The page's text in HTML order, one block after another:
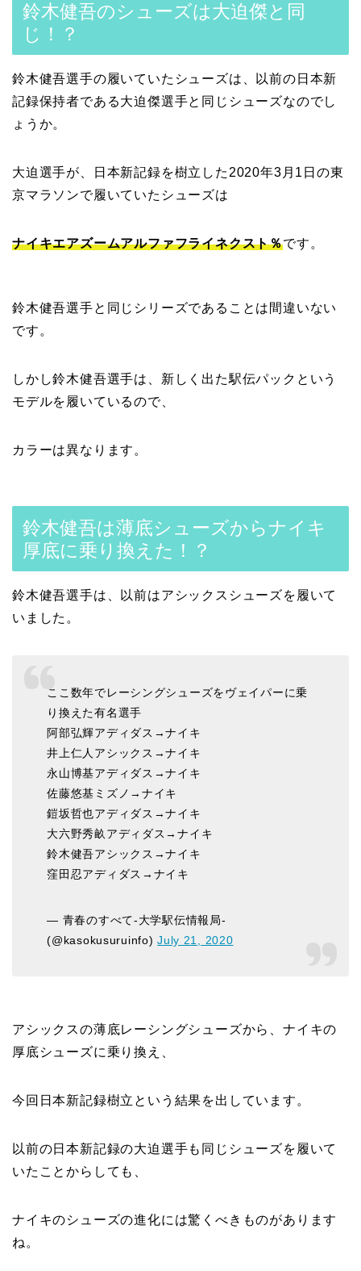
鈴木健吾のシューズは大迫傑と同
じ！？
鈴木健吾選手の履いていたシューズは、以前の日本新
記録保持者である大迫傑選手と同じシューズなのでし
ょうか。
大迫選手が、日本新記録を樹立した2020年3月1日の東
京マラソンで履いていたシューズは
ナイキエアズームアルファフライネクスト％です。
鈴木健吾選手と同じシリーズであることは間違いない
です。
しかし鈴木健吾選手は、新しく出た駅伝パックという
モデルを履いているので、
カラーは異なります。
鈴木健吾は薄底シューズからナイキ
厚底に乗り換えた！？
鈴木健吾選手は、以前はアシックスシューズを履いて
いました。
ここ数年でレーシングシューズをヴェイパーに乗
り換えた有名選手
阿部弘輝アディダス→ナイキ
井上仁人アシックス→ナイキ
永山博基アディダス→ナイキ
佐藤悠基ミズノ→ナイキ
鎧坂哲也アディダス→ナイキ
大六野秀畝アディダス→ナイキ
鈴木健吾アシックス→ナイキ
窪田忍アディダス→ナイキ
— 青春のすべて-大学駅伝情報局-
(@kasokusuruinfo)July 21, 2020
アシックスの薄底レーシングシューズから、ナイキの
厚底シューズに乗り換え、
今回日本新記録樹立という結果を出しています。
以前の日本新記録の大迫選手も同じシューズを履いて
いたことからしても、
ナイキのシューズの進化には驚くべきものがあります
ね。